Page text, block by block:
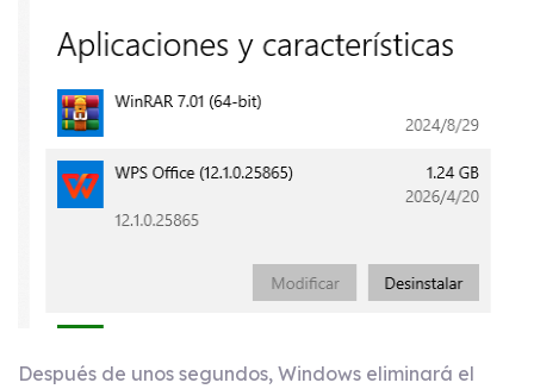
Después de unos segundos, Windows eliminará el